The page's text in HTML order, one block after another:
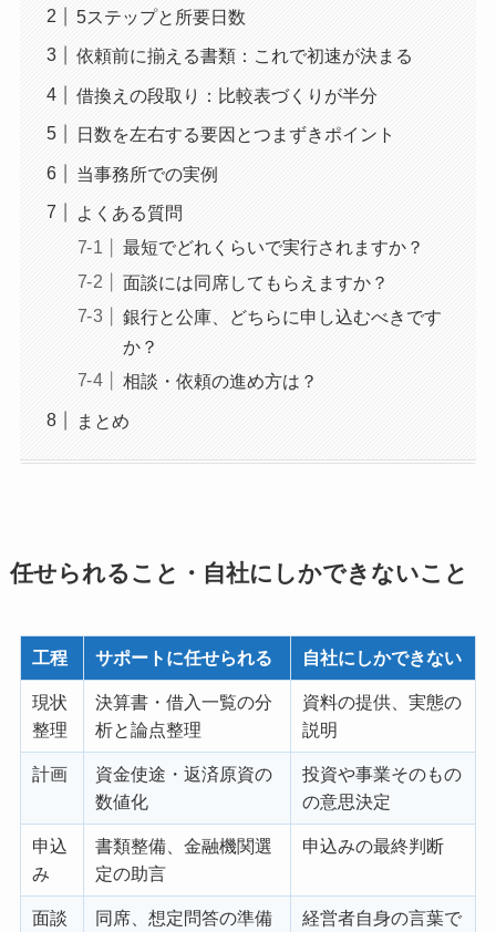
5ステップと所要日数
依頼前に揃える書類：これで初速が決まる
借換えの段取り：比較表づくりが半分
日数を左右する要因とつまずきポイント
当事務所での実例
よくある質問
最短でどれくらいで実行されますか？
面談には同席してもらえますか？
銀行と公庫、どちらに申し込むべきです
か？
相談・依頼の進め方は？
まとめ
任せられること・自社にしかできないこと
工程 サポートに任せられる 自社にしかできない
現状
整理
決算書・借入一覧の分
析と論点整理
資料の提供、実態の
説明
計画
資金使途・返済原資の
数値化
投資や事業そのもの
の意思決定
申込
み
書類整備、金融機関選
定の助言
申込みの最終判断
面談 同席、想定問答の準備 経営者自身の言葉で